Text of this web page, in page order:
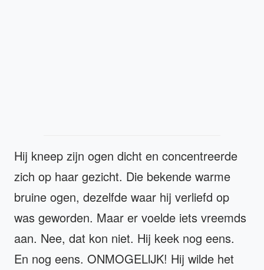
Hij kneep zijn ogen dicht en concentreerde
zich op haar gezicht. Die bekende warme
bruine ogen, dezelfde waar hij verliefd op
was geworden. Maar er voelde iets vreemds
aan. Nee, dat kon niet. Hij keek nog eens.
En nog eens. ONMOGELIJK! Hij wilde het